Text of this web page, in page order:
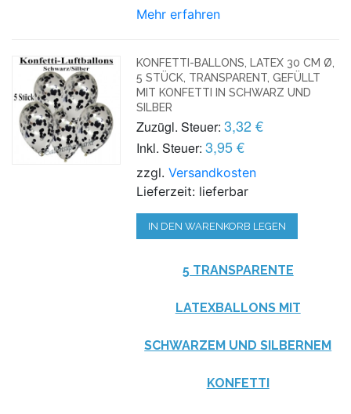
Mehr erfahren
KONFETTI-BALLONS, LATEX 30 CM Ø,
5 STÜCK, TRANSPARENT, GEFÜLLT
MIT KONFETTI IN SCHWARZ UND
SILBER
Zuzügl. Steuer: 3,32 €
Inkl. Steuer: 3,95 €
zzgl.Versandkosten
Lieferzeit: lieferbar
IN DEN WARENKORB LEGEN
5 TRANSPARENTE
LATEXBALLONS MIT
SCHWARZEM UND SILBERNEM
KONFETTI